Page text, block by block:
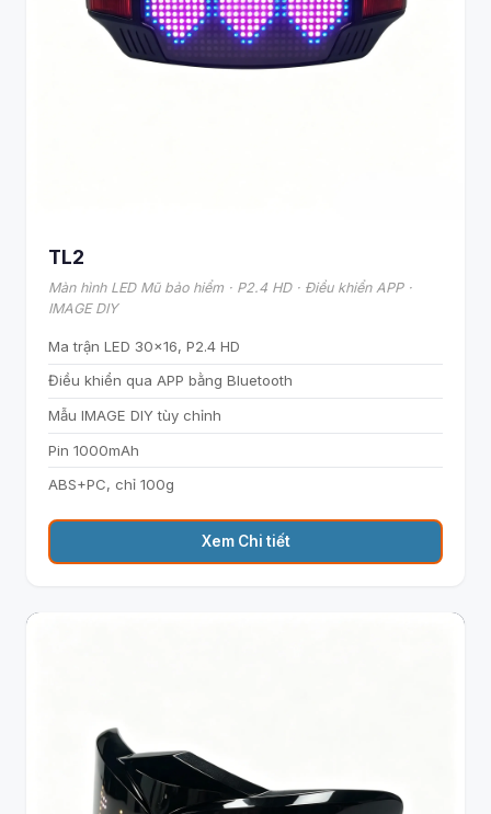
TL2
Màn hình LED Mũ bảo hiểm · P2.4 HD · Điều khiển APP ·
IMAGE DIY
Ma trận LED 30×16, P2.4 HD
Điều khiển qua APP bằng Bluetooth
Mẫu IMAGE DIY tùy chỉnh
Pin 1000mAh
ABS+PC, chỉ 100g
Xem Chi tiết